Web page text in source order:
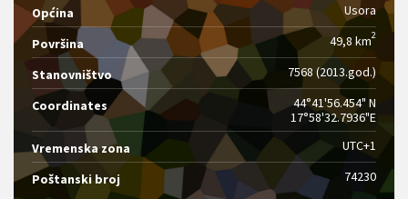
Općina Usora
Površina 49,8 km2
Stanovništvo 7568 (2013.god.)
Coordinates
44°41'56.454" N
17°58'32.7936"E
Vremenska zona
UTC+1
Poštanski broj 74230